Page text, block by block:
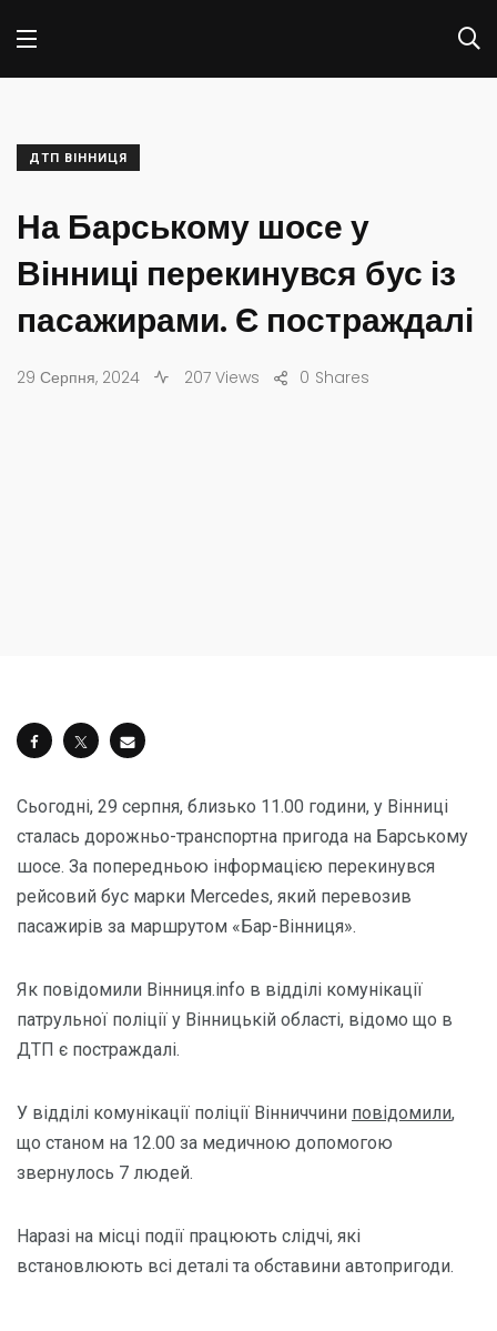
ДТП ВІННИЦЯ
На Барському шосе у
Вінниці перекинувся бус із
пасажирами. Є постраждалі
29 Серпня, 2024 207 Views Shares
0
Сьогодні, 29 серпня, близько 11.00 години, у Вінниці
сталась дорожньо-транспортна пригода на Барському
шосе. За попередньою інформацією перекинувся
рейсовий бус марки Mercedes, який перевозив
пасажирів за маршрутом «Бар-Вінниця».
Як повідомили Вінниця.info в відділі комунікації
патрульної поліції у Вінницькій області, відомо що в
ДТП є постраждалі.
У відділі комунікації поліції Вінниччини повідомили,
що станом на 12.00 за медичною допомогою
звернулось 7 людей.
Наразі на місці події працюють слідчі, які
встановлюють всі деталі та обставини автопригоди.